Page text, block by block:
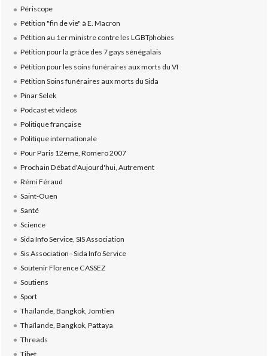
Périscope
Pétition "fin de vie" à E. Macron
Pétition au 1er ministre contre les LGBTphobies
Pétition pour la grâce des 7 gays sénégalais
Pétition pour les soins funéraires aux morts du VI
Pétition Soins funéraires aux morts du Sida
Pinar Selek
Podcast et videos
Politique française
Politique internationale
Pour Paris 12ème, Romero 2007
Prochain Débat d'Aujourd'hui, Autrement
Rémi Féraud
Saint-Ouen
Santé
Science
Sida Info Service, SIS Association
Sis Association - Sida Info Service
Soutenir Florence CASSEZ
Soutiens
Sport
Thaïlande, Bangkok, Jomtien
Thaïlande, Bangkok, Pattaya
Threads
Tibet